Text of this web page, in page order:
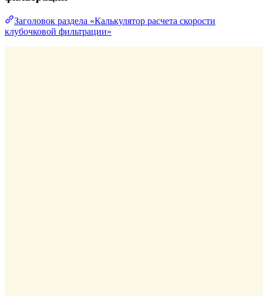
Заголовок раздела «Калькулятор расчета скорости
клубочковой фильтрации»